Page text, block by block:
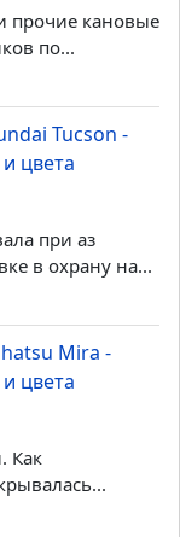
прочие кановые
по...
Tucson -
цвета
при аз
в охрану на...
Mira -
цвета
Как